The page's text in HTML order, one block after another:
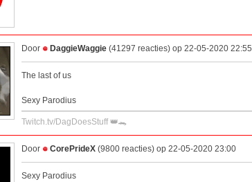
Door DaggieWaggie (41297 reacties) op 22-05-2020 22:55
The last of us
Sexy Parodius
Twitch.tv/DagDoesStuff 👑🐊
Door CorePrideX (9800 reacties) op 22-05-2020 23:00
Sexy Parodius